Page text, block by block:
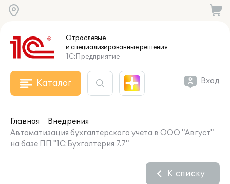
Отраслевые
и специализированныерешения
1С:Предприятие
Каталог Вход
Главная
Внедрения
Автоматизация бухгалтерского учета в ООО "Август"
на базе ПП "1С:Бухгалтерия 7.7"
К списку